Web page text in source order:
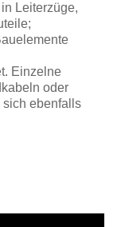
Leiterzüge,
Einzelne
oder
sich ebenfalls